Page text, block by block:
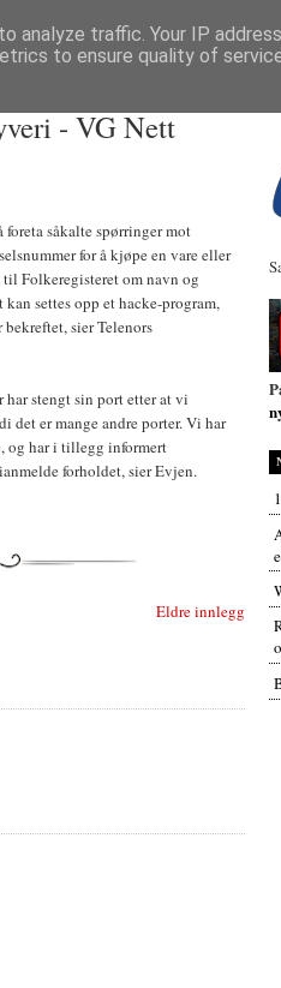
- VG Nett
såkalte spørringer mot
for å kjøpe en vare eller
til Folkeregisteret om navn og
settes opp et hacke-program,
sier Telenors
har stengt sin port etter at vi
det er mange andre porter. Vi har
og har i tillegg informert
forholdet, sier Evjen.
Eldre innlegg
analyze traffic. Your IP
to ensure quality of